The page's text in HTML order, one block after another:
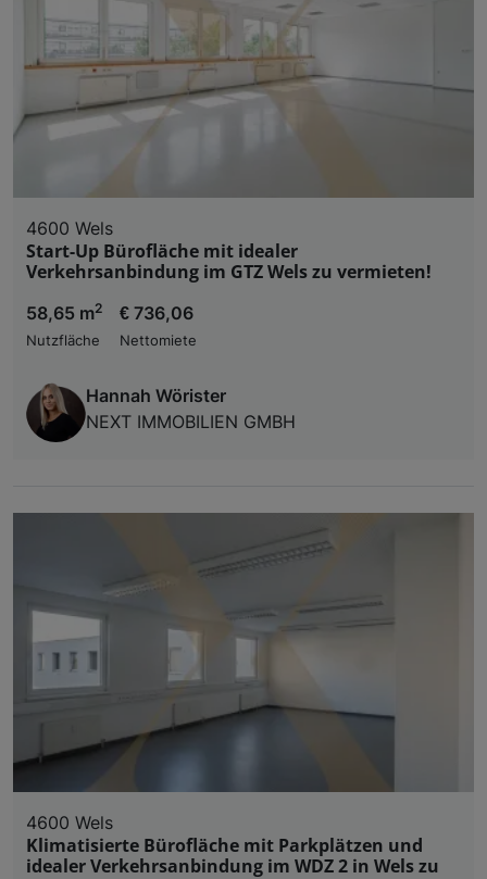
4600 Wels
Start-Up Bürofläche mit idealer
Verkehrsanbindung im GTZ Wels zu vermieten!
58,65 m2
Nutzfläche
€ 736,06
Nettomiete
Hannah Wörister
NEXT IMMOBILIEN GMBH
4600 Wels
Klimatisierte Bürofläche mit Parkplätzen und
idealer Verkehrsanbindung im WDZ 2 in Wels zu